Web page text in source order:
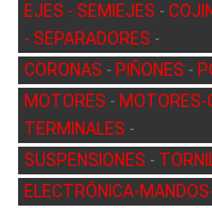
EJES - SEMIEJES -
- SEPARADORES -
CORONAS - PIÑONES -
MOTORES - MOTORES-
TERMINALES -
SUSPENSIONES -
ELECTRÓNICA-